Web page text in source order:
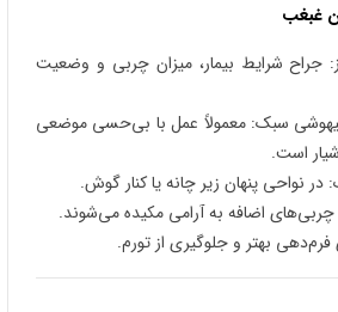
غبغب
جراح شرایط بیمار، میزان چربی و وضعیت
سبک: معمولاً عمل با بی‌حسی موضعی
است.